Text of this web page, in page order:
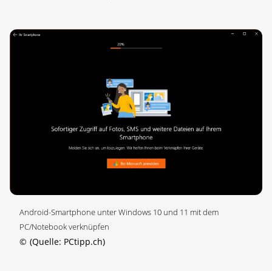
Android-Smartphone unter Windows 10 und 11 mit dem
PC/Notebook verknüpfen
© (Quelle: PCtipp.ch)